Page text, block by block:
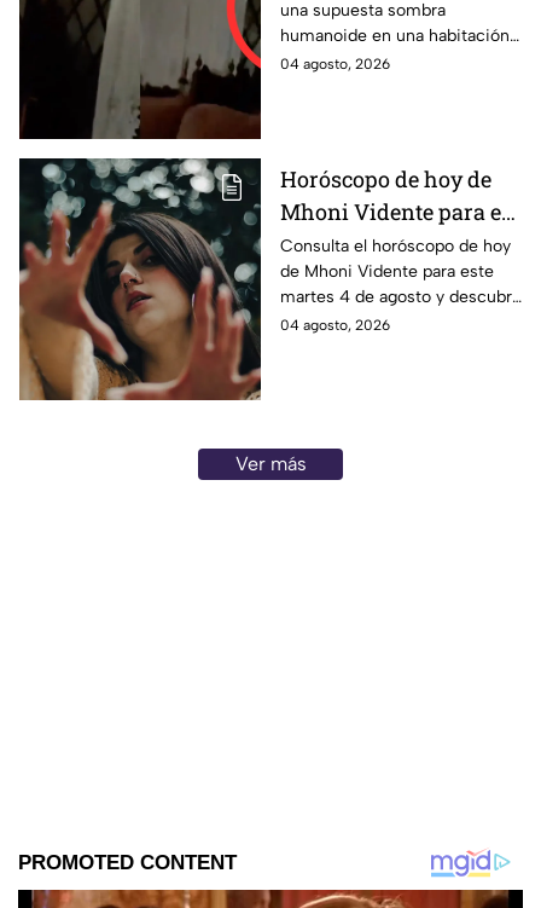
3 AM; VIDEO de
presunta entidad se
viraliza en TikTok
una supuesta sombra
humanoide en una habitación
y divide opiniones entre
04 agosto, 2026
Horóscopo de hoy de
Mhoni Vidente para el
martes 4 de agosto ¡Vas
bien!
Consulta el horóscopo de hoy
de Mhoni Vidente para este
martes 4 de agosto y descubre
qué te deparan el amor, dinero
04 agosto, 2026
Ver más